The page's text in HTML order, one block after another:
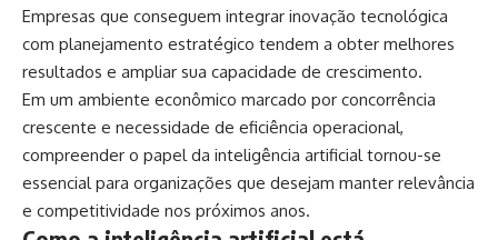
Empresas que conseguem integrar inovação tecnológica
com planejamento estratégico tendem a obter melhores
resultados e ampliar sua capacidade de crescimento.
Em um ambiente econômico marcado por concorrência
crescente e necessidade de eficiência operacional,
compreender o papel da inteligência artificial tornou-se
essencial para organizações que desejam manter relevância
e competitividade nos próximos anos.